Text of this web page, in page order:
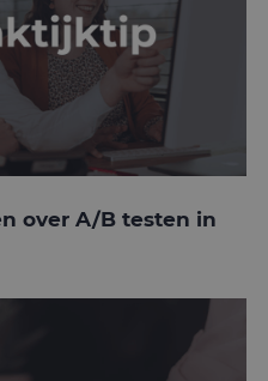
over A/B testen in